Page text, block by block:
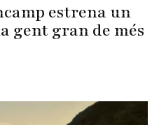
estrena un
gent gran de més